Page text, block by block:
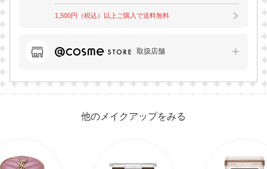
1,500円（税込）以上ご購入で送料無料
取扱店舗
他のメイクアップをみる